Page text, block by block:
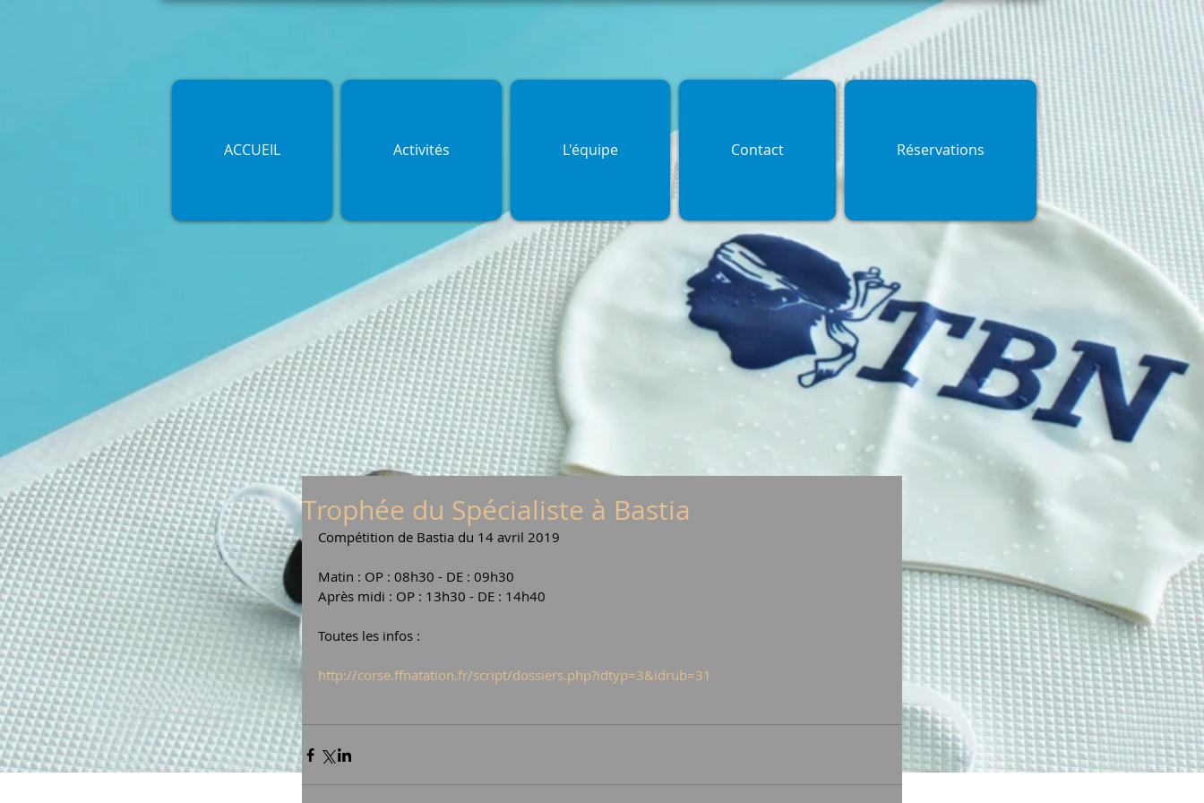
ACCUEIL Activités L'équipe Contact Réservations
Trophée du Spécialiste à Bastia
Compétition de Bastia du 14 avril 2019
Matin : OP : 08h30 - DE : 09h30
Après midi : OP : 13h30 - DE : 14h40
Toutes les infos :
http://corse.ffnatation.fr/script/dossiers.php?idtyp=3&idrub=31